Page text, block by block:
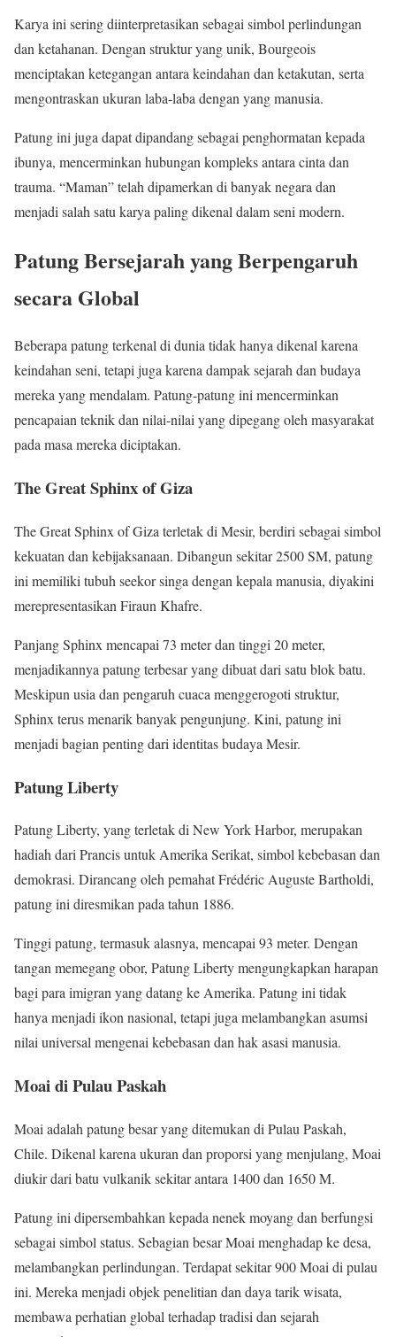
Karya ini sering diinterpretasikan sebagai simbol perlindungan
dan ketahanan. Dengan struktur yang unik, Bourgeois
menciptakan ketegangan antara keindahan dan ketakutan, serta
mengontraskan ukuran laba-laba dengan yang manusia.
Patung ini juga dapat dipandang sebagai penghormatan kepada
ibunya, mencerminkan hubungan kompleks antara cinta dan
trauma. “Maman” telah dipamerkan di banyak negara dan
menjadi salah satu karya paling dikenal dalam seni modern.
Patung Bersejarah yang Berpengaruh
secara Global
Beberapa patung terkenal di dunia tidak hanya dikenal karena
keindahan seni, tetapi juga karena dampak sejarah dan budaya
mereka yang mendalam. Patung-patung ini mencerminkan
pencapaian teknik dan nilai-nilai yang dipegang oleh masyarakat
pada masa mereka diciptakan.
The Great Sphinx of Giza
The Great Sphinx of Giza terletak di Mesir, berdiri sebagai simbol
kekuatan dan kebijaksanaan. Dibangun sekitar 2500 SM, patung
ini memiliki tubuh seekor singa dengan kepala manusia, diyakini
merepresentasikan Firaun Khafre.
Panjang Sphinx mencapai 73 meter dan tinggi 20 meter,
menjadikannya patung terbesar yang dibuat dari satu blok batu.
Meskipun usia dan pengaruh cuaca menggerogoti struktur,
Sphinx terus menarik banyak pengunjung. Kini, patung ini
menjadi bagian penting dari identitas budaya Mesir.
Patung Liberty
Patung Liberty, yang terletak di New York Harbor, merupakan
hadiah dari Prancis untuk Amerika Serikat, simbol kebebasan dan
demokrasi. Dirancang oleh pemahat Frédéric Auguste Bartholdi,
patung ini diresmikan pada tahun 1886.
Tinggi patung, termasuk alasnya, mencapai 93 meter. Dengan
tangan memegang obor, Patung Liberty mengungkapkan harapan
bagi para imigran yang datang ke Amerika. Patung ini tidak
hanya menjadi ikon nasional, tetapi juga melambangkan asumsi
nilai universal mengenai kebebasan dan hak asasi manusia.
Moai di Pulau Paskah
Moai adalah patung besar yang ditemukan di Pulau Paskah,
Chile. Dikenal karena ukuran dan proporsi yang menjulang, Moai
diukir dari batu vulkanik sekitar antara 1400 dan 1650 M.
Patung ini dipersembahkan kepada nenek moyang dan berfungsi
sebagai simbol status. Sebagian besar Moai menghadap ke desa,
melambangkan perlindungan. Terdapat sekitar 900 Moai di pulau
ini. Mereka menjadi objek penelitian dan daya tarik wisata,
membawa perhatian global terhadap tradisi dan sejarah